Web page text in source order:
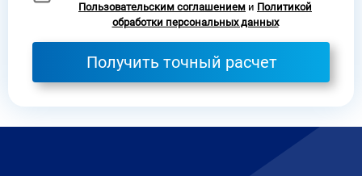
Пользовательским соглашением и Политикой
обработки персональных данных
Получить точный расчет